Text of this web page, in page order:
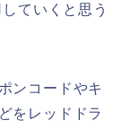
ていくと思う
ンコードやキ
をレッドドラ